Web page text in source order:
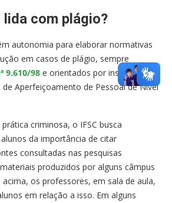
lida com plágio?
autonomia para elaborar normativas
em casos de plágio, sempre
9.610/98 e orientados por instituições
Aperfeiçoamento de Pessoal de Nível
criminosa, o IFSC busca
da importância de citar
consultadas nas pesquisas
produzidos por alguns câmpus
os professores, em sala de aula,
em relação a isso. Em alguns